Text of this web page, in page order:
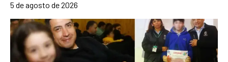
5 de agosto de 2026